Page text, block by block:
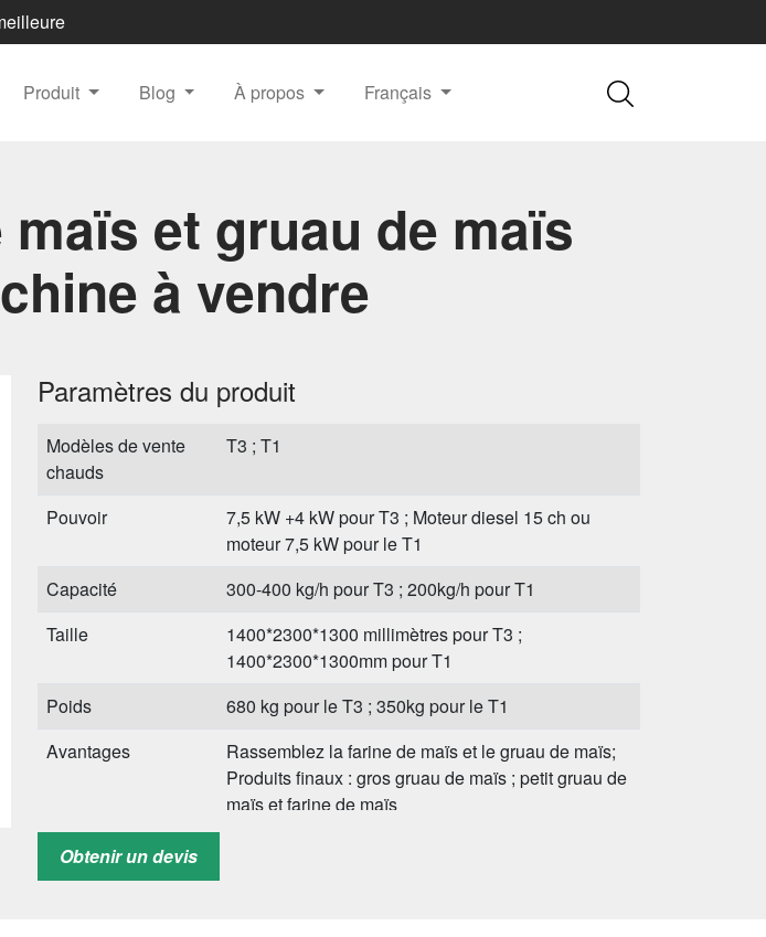
Produit Blog À propos Français
et gruau de maïs
à vendre
Paramètres du produit
Modèles de vente
chauds
T3 ; T1
Pouvoir
7,5 kW +4 kW pour T3 ; Moteur diesel 15 ch ou
moteur 7,5 kW pour le T1
Capacité
300-400 kg/h pour T3 ; 200kg/h pour T1
Taille
1400*2300*1300 millimètres pour T3 ;
1400*2300*1300mm pour T1
Poids
680 kg pour le T3 ; 350kg pour le T1
Avantages
Rassemblez la farine de maïs et le gruau de maïs;
Produits finaux : gros gruau de maïs ; petit gruau de
maïs et farine de maïs
Service offert
Obtenir un devis